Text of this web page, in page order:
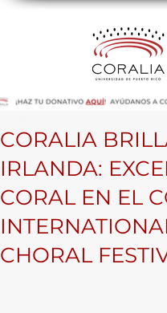
CORALIA
IRLANDA:
CORAL EN EL
CHORAL